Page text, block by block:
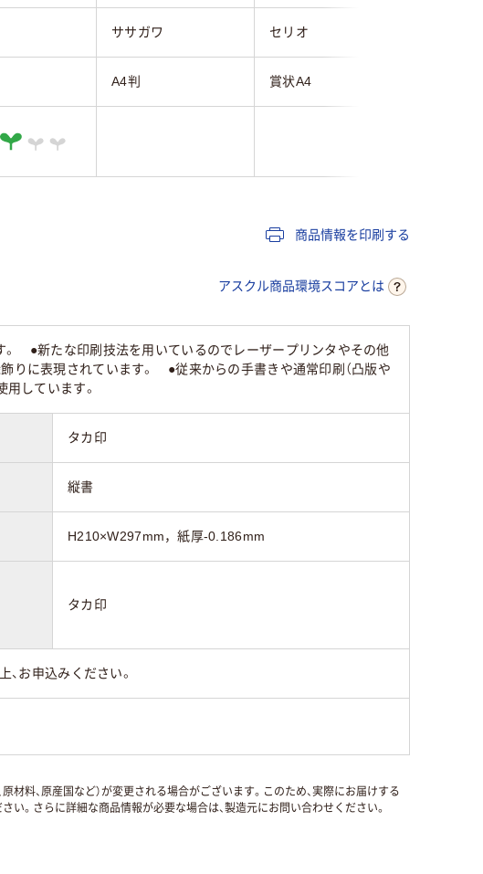
ササガワ セリオ
A4判 賞状A4
商品情報を印刷する
アスクル商品環境スコアとは
●新たな印刷技法を用いているのでレーザープリンタやその他
に表現されています。 ●従来からの手書きや通常印刷（凸版や
しています。
タカ印
縦書
H210×W297mm，紙厚-0.186mm
タカ印
、お申込みください。
材料、原産国など）が変更される場合がございます。このため、実際にお届けする
。さらに詳細な商品情報が必要な場合は、製造元にお問い合わせください。